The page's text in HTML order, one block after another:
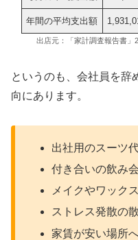
年間の平均支出額
出店元：「家計調査報告書」
というのも、会社員を辞
向にあります。
出社用のスーツ
付き合いの飲み
メイクやワック
ストレス発散の
家賃が安い場所